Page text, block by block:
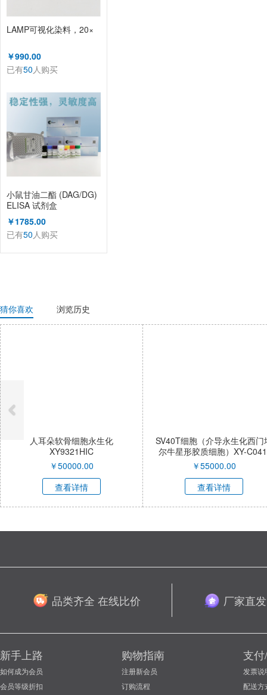
LAMP可视化染料，20×
￥990.00
已有50人购买
小鼠甘油二酯 (DAG/DG)
ELISA 试剂盒
￥1785.00
已有50人购买
猜你喜欢 浏览历史
人耳朵软骨细胞永生化
XY9321HIC
￥50000.00
查看详情
SV40T细胞（介导永生化西门
尔牛星形胶质细胞）XY-
QI
￥55000.00
查看详情
品类齐全 在线比价 厂家直
新手上路
如何成为会员
会员等级折扣
购物指南
注册新会员
订购流程
支
发票说
配送方